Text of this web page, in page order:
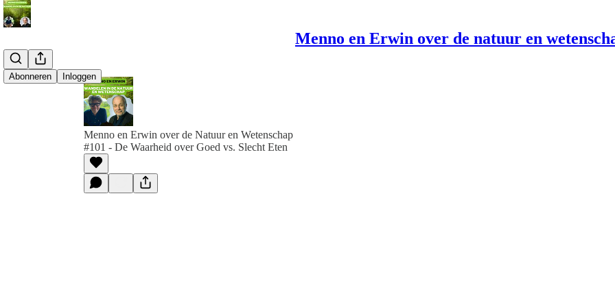
Menno en Erwin over de natuur en
Abonneren Inloggen
Menno en Erwin over de Natuur en Wetenschap
#101 - De Waarheid over Goed vs. Slecht Eten